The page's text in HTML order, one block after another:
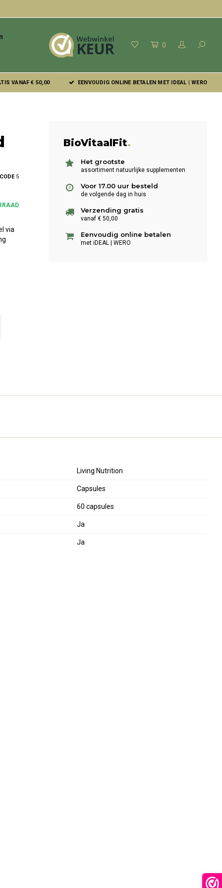
0
VANAF € 50,00 EENVOUDIG ONLINE BETALEN MET IDEAL | WERO
5
via
BioVitaalFit.
Het grootste
assortiment natuurlijke supplementen
Voor 17.00 uur besteld
de volgende dag in huis
Verzending gratis
vanaf € 50,00
Eenvoudig online betalen
met iDEAL | WERO
Living Nutrition
Capsules
60 capsules
Ja
Ja